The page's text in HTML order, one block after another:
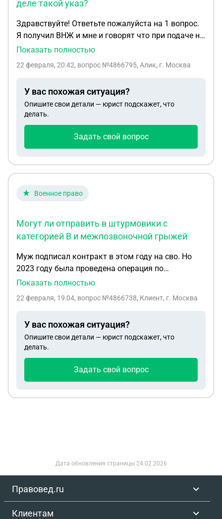
деле такой указ?
Здравствуйте! Ответьте пожалуйста на 1 вопрос.
Я получил ВНЖ и мне и говорят что при подаче на
гражданство РФ (на красный паспорт) нужно
узнать есть на самом деле такой указ?
Показать полностью
22 февраля, 20:42, вопрос №4866795, Алик, г. Москва
У вас похожая ситуация?
Опишите свои детали — юрист подскажет, что
делать.
Задать свой вопрос
Военное право
Могут ли отправить в штурмовики с
категорией В и межпозвоночной грыжей
Муж подписал контракт в этом году на сво. Но
2023 году была проведена операция по
межпозвоночной грыжи и боли до сих пор
девезионую артиллерию. Дали категорию В. Не
Показать полностью
22 февраля, 19:04, вопрос №4866738, Клиент, г. Москва
У вас похожая ситуация?
Опишите свои детали — юрист подскажет, что
делать.
Задать свой вопрос
Дата обновления страницы 24.02.2026
Правовед.ru
Клиентам